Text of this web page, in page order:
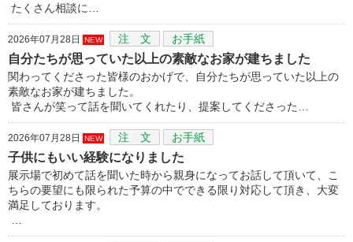
たくさん相談に…
2026年07月28日 NEW 注 文 お手紙
自分たちが思っていた以上の素敵なお家が建ちました
関わってくださった皆様のおかげで、自分たちが思っていた以上の
素敵なお家が建ちました。
皆さんが笑って話を聞いてくれたり、提案してくださった…
2026年07月28日 NEW 注 文 お手紙
子供にもいい経験になりました
展示場で初めて話を聞いた時から親身になってお話して頂いて、こ
ちらの要望にも限られた予算の中でできる限り対応して頂き、大変
満足しております。